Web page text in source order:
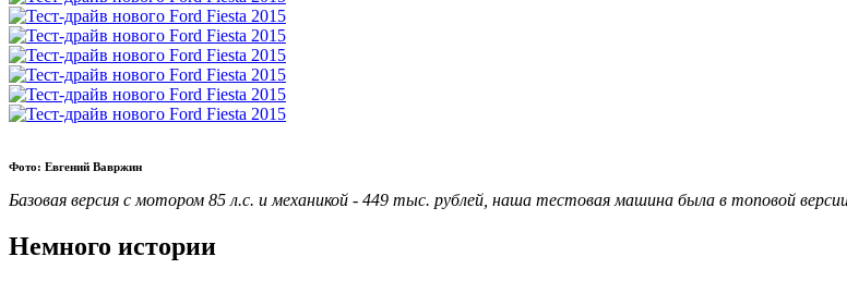
Фото: Евгений Вавржин
Базовая версия с мотором 85 л.с. и механикой - 449 тыс. рублей, наша тестовая машина была в топовой
Немного истории